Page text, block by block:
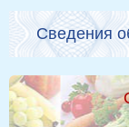
Сведения